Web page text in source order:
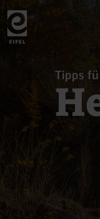
Zurück
zur
Startseite
Tipps